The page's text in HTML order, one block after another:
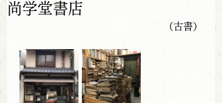
尚学堂書店
（古書）